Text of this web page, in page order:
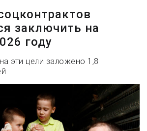
заключить на
году
эти цели заложено 1,8